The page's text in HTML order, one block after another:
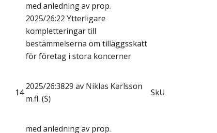
med anledning av prop.
2025/26:22 Ytterligare
kompletteringar till
bestämmelserna om tilläggsskatt
för företag i stora koncerner
14
2025/26:3829 av Niklas Karlsson
m.fl. (S)
SkU
med anledning av prop.